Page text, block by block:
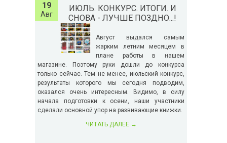
19
Авг
ИЮЛЬ. КОНКУРС. ИТОГИ. И
СНОВА - ЛУЧШЕ ПОЗДНО...!
Август выдался самым
жарким летним месяцем в
плане работы в нашем
магазине. Поэтому руки дошли до конкурса
только сейчас. Тем не менее, июльский конкурс,
результаты которого мы сегодня подводим,
оказался очень интересным. Видимо, в силу
начала подготовки к осени, наши участники
сделали основной упор на развивающие книжки.
ЧИТАТЬ ДАЛЕЕ →